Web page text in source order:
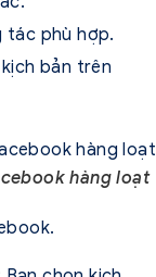
tác phù hợp.
bản trên
hàng loạt
.